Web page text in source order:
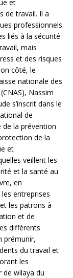
et
de travail. Il a
professionnels
liés à la sécurité
mais
et des risques
côté, le
nationale des
Nassim
s’inscrit dans le
de
la prévention
de la
et
veillent les
et la santé au
en
entreprises
les patrons à
et de
différents
prémunir,
du travail et
les
de wilaya du